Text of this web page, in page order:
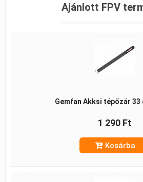
Ajánlott FPV
Gemfan Akksi tépőzár 33
1 290 Ft
Kosárba